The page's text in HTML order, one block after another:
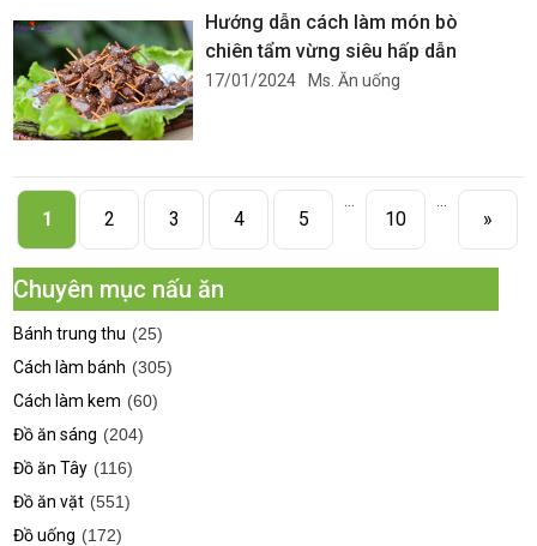
Hướng dẫn cách làm món bò
chiên tẩm vừng siêu hấp dẫn
17/01/2024 Ms. Ăn uống
1 2 3 4 5 10 »
Chuyên mục nấu ăn
Bánh trung thu (25)
Cách làm bánh (305)
Cách làm kem (60)
Đồ ăn sáng (204)
Đồ ăn Tây (116)
Đồ ăn vặt (551)
Đồ uống (172)